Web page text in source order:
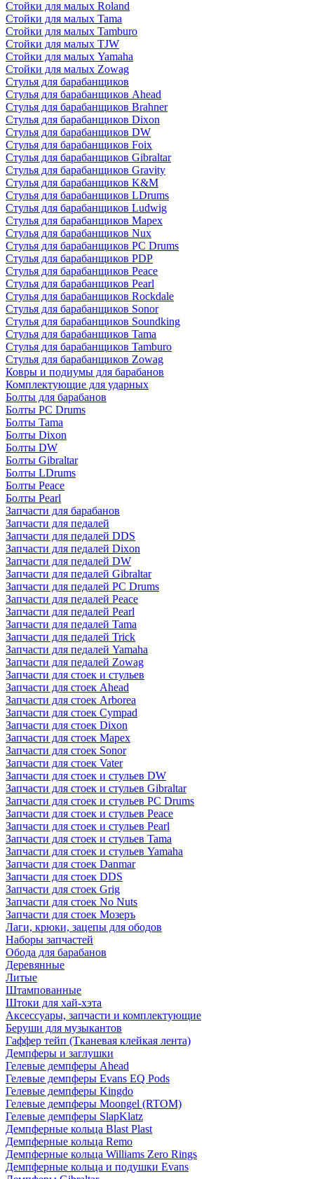
Стойки для малых Roland
Стойки для малых Tama
Стойки для малых Tamburo
Стойки для малых TJW
Стойки для малых Yamaha
Стойки для малых Zowag
Стулья для барабанщиков
Стулья для барабанщиков Ahead
Стулья для барабанщиков Brahner
Стулья для барабанщиков Dixon
Стулья для барабанщиков DW
Стулья для барабанщиков Foix
Стулья для барабанщиков Gibraltar
Стулья для барабанщиков Gravity
Стулья для барабанщиков K&M
Стулья для барабанщиков LDrums
Стулья для барабанщиков Ludwig
Стулья для барабанщиков Mapex
Стулья для барабанщиков Nux
Стулья для барабанщиков PC Drums
Стулья для барабанщиков PDP
Стулья для барабанщиков Peace
Стулья для барабанщиков Pearl
Стулья для барабанщиков Rockdale
Стулья для барабанщиков Sonor
Стулья для барабанщиков Soundking
Стулья для барабанщиков Tama
Стулья для барабанщиков Tamburo
Стулья для барабанщиков Zowag
Ковры и подиумы для барабанов
Комплектующие для ударных
Болты для барабанов
Болты PC Drums
Болты Tama
Болты Dixon
Болты DW
Болты Gibraltar
Болты LDrums
Болты Peace
Болты Pearl
Запчасти для барабанов
Запчасти для педалей
Запчасти для педалей DDS
Запчасти для педалей Dixon
Запчасти для педалей DW
Запчасти для педалей Gibraltar
Запчасти для педалей PC Drums
Запчасти для педалей Peace
Запчасти для педалей Pearl
Запчасти для педалей Tama
Запчасти для педалей Trick
Запчасти для педалей Yamaha
Запчасти для педалей Zowag
Запчасти для стоек и стульев
Запчасти для стоек Ahead
Запчасти для стоек Arborea
Запчасти для стоек Cympad
Запчасти для стоек Dixon
Запчасти для стоек Mapex
Запчасти для стоек Sonor
Запчасти для стоек Vater
Запчасти для стоек и стульев DW
Запчасти для стоек и стульев Gibraltar
Запчасти для стоек и стульев PC Drums
Запчасти для стоек и стульев Peace
Запчасти для стоек и стульев Pearl
Запчасти для стоек и стульев Tama
Запчасти для стоек и стульев Yamaha
Запчасти для стоек Danmar
Запчасти для стоек DDS
Запчасти для стоек Grig
Запчасти для стоек No Nuts
Запчасти для стоек Мозеръ
Лаги, крюки, зацепы для ободов
Наборы запчастей
Обода для барабанов
Деревянные
Литые
Штампованные
Штоки для хай-хэта
Аксессуары, запчасти и комплектующие
Беруши для музыкантов
Гаффер тейп (Тканевая клейкая лента)
Демпферы и заглушки
Гелевые демпферы Ahead
Гелевые демпферы Evans EQ Pods
Гелевые демпферы Kingdo
Гелевые демпферы Moongel (RTOM)
Гелевые демпферы SlapKlatz
Демпферные кольца Blast Plast
Демпферные кольца Remo
Демпферные кольца Williams Zero Rings
Демпферные кольца и подушки Evans